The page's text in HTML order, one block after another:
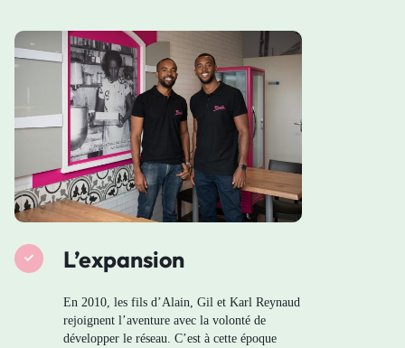
L’expansion
En 2010, les fils d’Alain, Gil et Karl Reynaud
rejoignent l’aventure avec la volonté de
développer le réseau. C’est à cette époque